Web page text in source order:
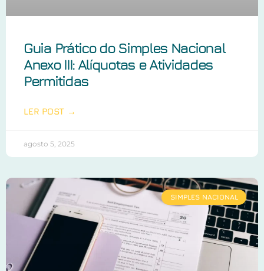
Guia Prático do Simples Nacional
Anexo III: Alíquotas e Atividades
Permitidas
LER POST →
agosto 5, 2025
SIMPLES NACIONAL